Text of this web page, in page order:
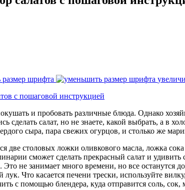
шрифта
и пробовать различные блюда. Однако
сделать салат, но не знаете, какой выбрать, а в
сыра, пара свежих огурцов, и столько же
две столовых ложки оливкового масла, ложка
сможет сделать прекрасный салат и
Это не занимает много времени, но все
лук. Что касается печени трески, используйте
с помощью блендера, куда отправится соль, сок,